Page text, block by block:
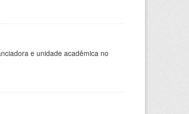
e unidade acadêmica no